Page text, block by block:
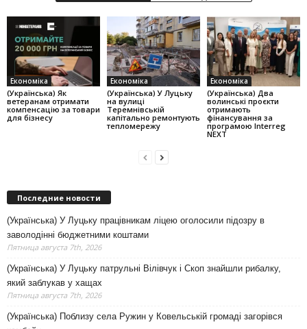
Економіка
(Українська) Як
ветеранам отримати
компенсацію за товари
для бізнесу
Економіка
(Українська) У Луцьку
на вулиці
Теремнівській
капітально ремонтують
тепломережу
Економіка
(Українська) Два
волинські проєкти
отримають
фінансування за
програмою Interreg
NEXT
Последние новости
(Українська) У Луцьку працівникам ліцею оголосили підозру в
заволодінні бюджетними коштами
Пятница августа 7th, 2026
(Українська) У Луцьку патрульні Вілівчук і Скоп знайшли рибалку,
який заблукав у хащах
Пятница августа 7th, 2026
(Українська) Поблизу села Ружин у Ковельській громаді загорівся